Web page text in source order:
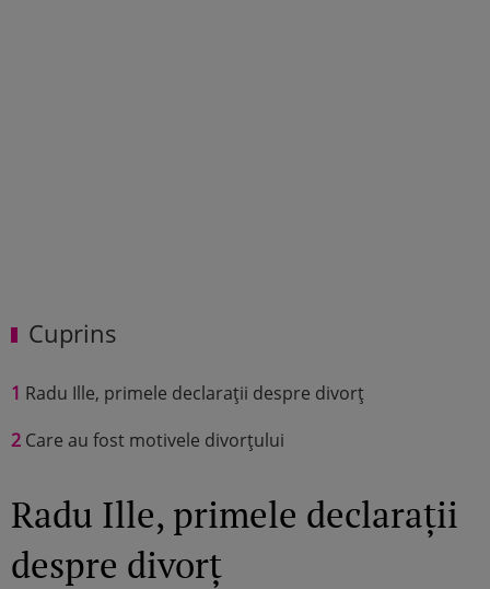
Cuprins
1 Radu Ille, primele declarații despre divorț
2 Care au fost motivele divorțului
Radu Ille, primele declarații
despre divorț